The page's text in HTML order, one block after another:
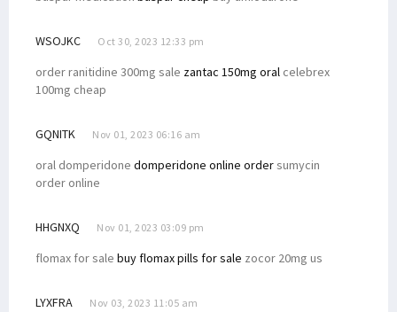
WSOJKC Oct 30, 2023 12:33 pm
order ranitidine 300mg sale zantac 150mg oral celebrex
100mg cheap
GQNITK Nov 01, 2023 06:16 am
oral domperidone domperidone online ordersumycin
order online
HHGNXQ Nov 01, 2023 03:09 pm
flomax for sale buy flomax pills for sale zocor 20mg us
LYXFRA Nov 03, 2023 11:05 am